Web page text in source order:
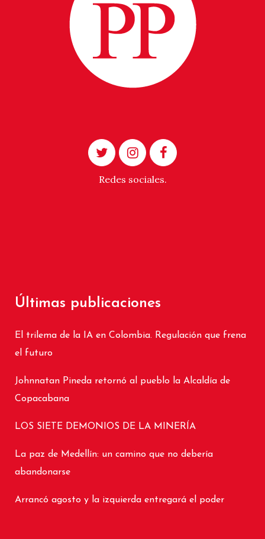
Redes sociales.
Últimas publicaciones
El trilema de la IA en Colombia. Regulación que frena
el futuro
Johnnatan Pineda retornó al pueblo la Alcaldía de
Copacabana
LOS SIETE DEMONIOS DE LA MINERÍA
La paz de Medellín: un camino que no debería
abandonarse
Arrancó agosto y la izquierda entregará el poder